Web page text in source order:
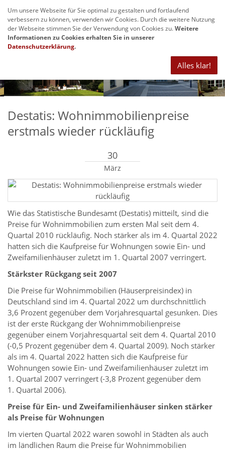
Destatis: Wohnimmobilienpreise
erstmals wieder rückläufig
30
März
Wie das Statistische Bundesamt (Destatis) mitteilt, sind die
Preise für Wohnimmobilien zum ersten Mal seit dem 4.
Quartal 2010 rückläufig. Noch stärker als im 4. Quartal 2022
hatten sich die Kaufpreise für Wohnungen sowie Ein- und
Zweifamilienhäuser zuletzt im 1. Quartal 2007 verringert.
Stärkster Rückgang seit 2007
Die Preise für Wohnimmobilien (Häuserpreisindex) in
Deutschland sind im 4. Quartal 2022 um durchschnittlich
3,6 Prozent gegenüber dem Vorjahresquartal gesunken. Dies
ist der erste Rückgang der Wohnimmobilienpreise
gegenüber einem Vorjahresquartal seit dem 4. Quartal 2010
(-0,5 Prozent gegenüber dem 4. Quartal 2009). Noch stärker
als im 4. Quartal 2022 hatten sich die Kaufpreise für
Wohnungen sowie Ein- und Zweifamilienhäuser zuletzt im
1. Quartal 2007 verringert (-3,8 Prozent gegenüber dem
1. Quartal 2006).
Preise für Ein- und Zweifamilienhäuser sinken stärker
als Preise für Wohnungen
Im vierten Quartal 2022 waren sowohl in Städten als auch
im ländlichen Raum die Preise für Wohnimmobilien
Um unsere Webseite für Sie optimal zu gestalten und fortlaufend
verbessern zu können, verwenden wir Cookies. Durch die weitere Nutzung
der Webseite stimmen Sie der Verwendung von Cookies zu.Weitere
Informationen zu Cookies erhalten Sie in unserer
Datenschutzerklärung.
Alles klar!